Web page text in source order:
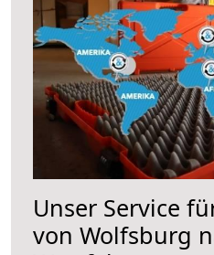
Unser Service
von Wolfsburg